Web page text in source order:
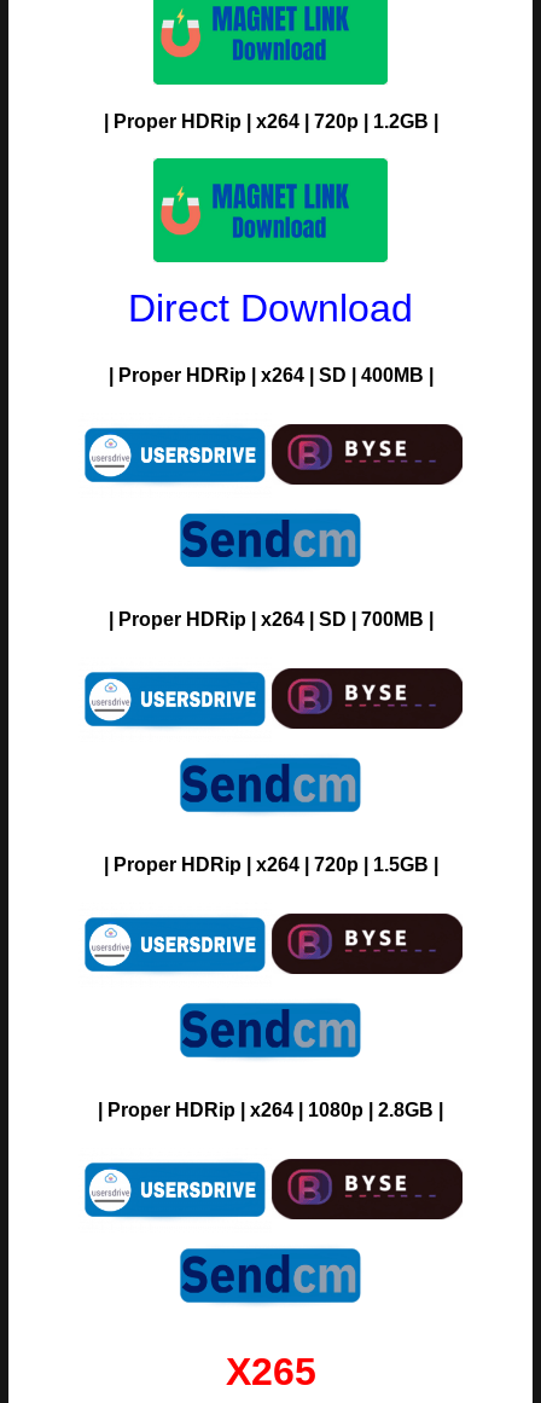
| Proper HDRip | x264 | 720p | 1.2GB |
Direct Download
| Proper HDRip | x264 | SD | 400MB |
| Proper HDRip | x264 | SD | 700MB |
| Proper HDRip | x264 | 720p | 1.5GB |
| Proper HDRip | x264 | 1080p | 2.8GB |
X265